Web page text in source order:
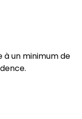
à un minimum de